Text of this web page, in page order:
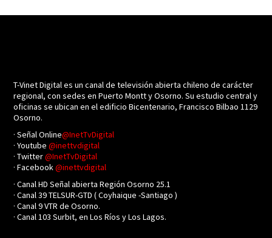
T-Vinet Digital es un canal de televisión abierta chileno de carácter
regional, con sedes en Puerto Montt y Osorno. Su estudio central y
oficinas se ubican en el edificio Bicentenario, Francisco Bilbao 1129
Osorno.
· Señal Online@InetTvDigital
· Youtube@inettvdigital
· Twitter@InetTvDigital
· Facebook@inettvdigital
· Canal HD Señal abierta Región Osorno 25.1
· Canal 39 TELSUR-GTD ( Coyhaique -Santiago )
· Canal 9 VTR de Osorno.
· Canal 103 Surbit, en Los Ríos y Los Lagos.